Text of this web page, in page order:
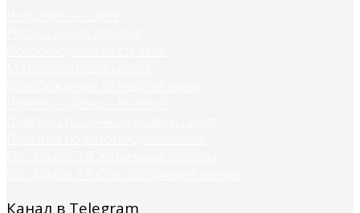
Канал в Telegram